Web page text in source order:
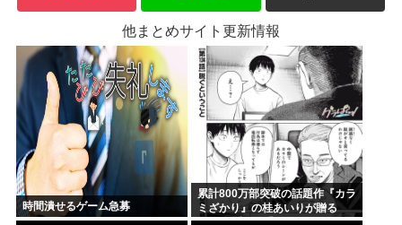
他まとめサイト更新情報
時間潰せるゲーム急募
累計800万部突破の話題作『カラ
ミざかり』の桂あいりが贈る
NTRラブコメ「グラぱら